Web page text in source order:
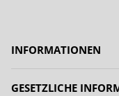
INFORMATIONEN
GESETZLICHE